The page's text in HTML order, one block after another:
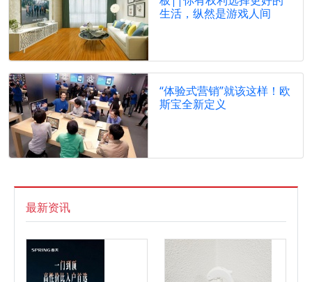
生活，纵然是游戏人间
“体验式营销”就该这样！欧
斯宝全新定义
最新资讯